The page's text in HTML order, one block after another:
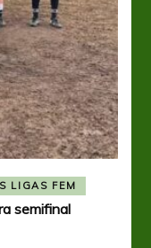
LIGAS FEM
semifinal